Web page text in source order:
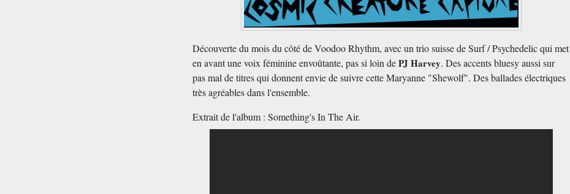
Découverte du mois du côté de Voodoo Rhythm, avec un trio suisse de Surf / Psychedelic qui met
en avant une voix féminine envoûtante, pas si loin dePJ Harvey. Des accents bluesy aussi sur
pas mal de titres qui donnent envie de suivre cette Maryanne "Shewolf". Des ballades électriques
très agréables dans l'ensemble.
Extrait de l'album : Something's In The Air.